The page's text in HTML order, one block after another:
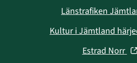
Länstrafiken
Kultur i Jämtland
Estrad Norr